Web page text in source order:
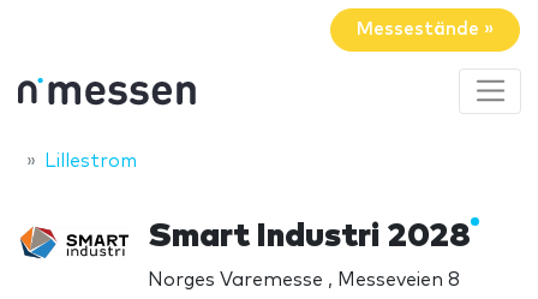
Messestände »
Lillestrom
Smart Industri 2028
Norges Varemesse , Messeveien 8